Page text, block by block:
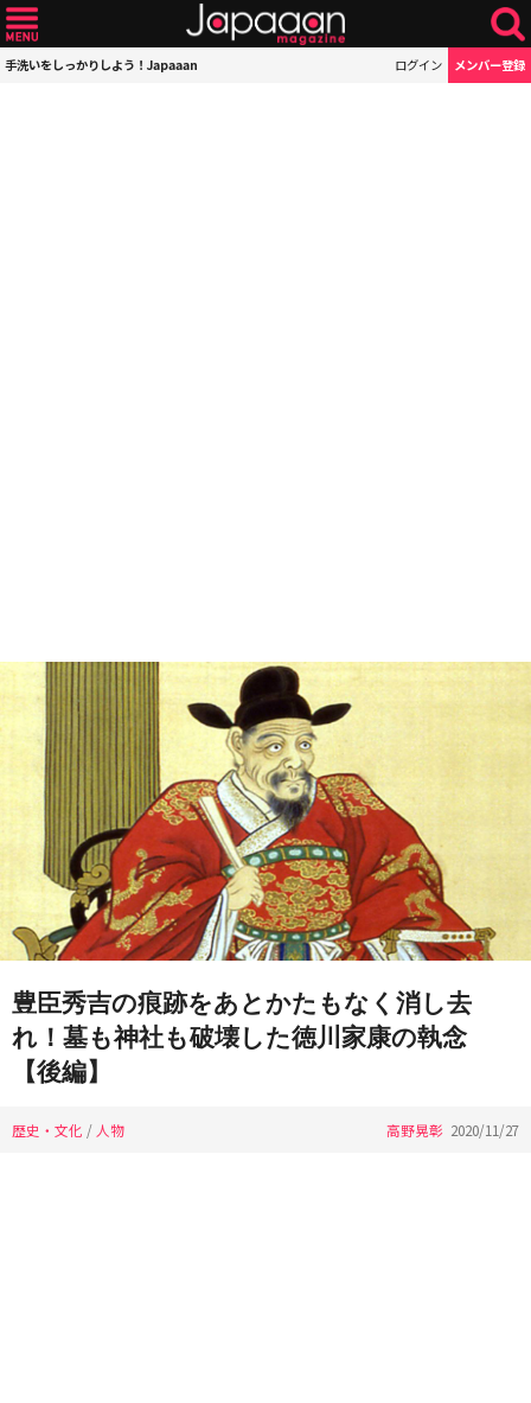
手洗いをしっかりしよう！Japaaan ログイン メンバー登録
豊臣秀吉の痕跡をあとかたもなく消し去
れ！墓も神社も破壊した徳川家康の執念
【後編】
歴史・文化 / 人物 高野晃彰 2020/11/27